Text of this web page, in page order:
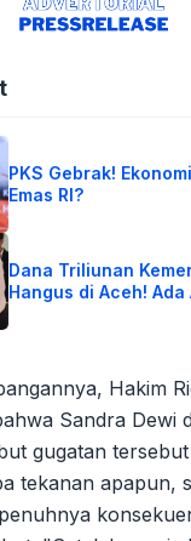
PKS Gebrak!
Emas RI?
Dana Triliunan
Hangus di Aceh! Ada
Hakim
Sandra Dewi
gugatan
tekanan apapun,